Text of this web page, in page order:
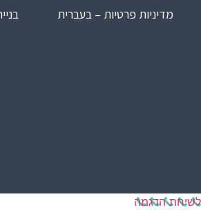
מדיניות פרטיות – בעברית
לשיחת הדגמה